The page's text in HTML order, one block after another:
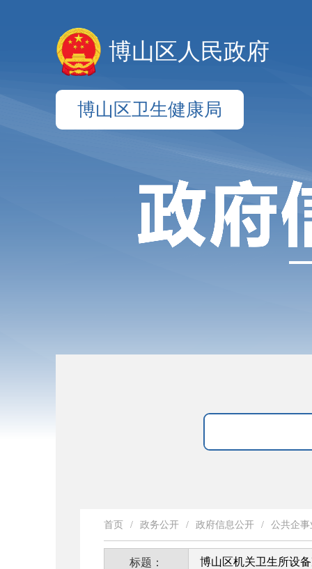
博山区人民政府
博山区卫生健康局
首页 / 政务公开 / 政府信息公开 / 公共企
标题： 博山区机关卫生所设